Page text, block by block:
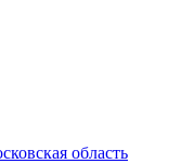
область